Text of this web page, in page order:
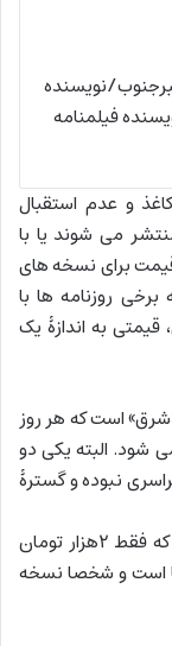
خبرجنوب/نویسنده
فیلمنامه
و عدم استقبال
می شوند یا با
برای نسخه های
روزنامه ها با
به اندازۀ یک
است که هر روز
منتشر می شود. البته یکی دو
که سراسری نبوده و گسترۀ
است که فقط ۲هزار تومان
است و شخصا نسخه